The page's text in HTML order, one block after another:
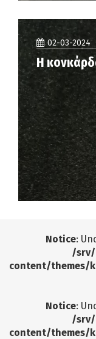
02-03-2024
Η
Notice:
/
content/themes/
Notice:
/
content/themes/